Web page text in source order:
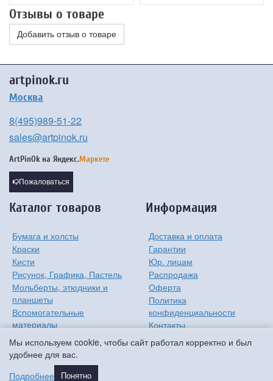
Мы используем cookie, чтобы сайт работал корректно и был
удобнее для вас.
Подробнее
Понятно
Отзывы о товаре
Добавить отзыв о товаре
artpinok.ru
Москва
8(495)989-51-22
sales@artpinok.ru
ArtPinOk на Яндекс.Маркете
Пожаловаться
Каталог товаров
Бумага и холсты
Краски
Кисти
Рисунок, Графика, Пастель
Мольберты, этюдники и
планшеты
Вспомогательные
материалы
Хобби
Детям
Мастер-классы
Информация
Доставка и оплата
Гарантии
Юр. лицам
Распродажа
Оферта
Политика
конфиденциальности
Контакты
О компании